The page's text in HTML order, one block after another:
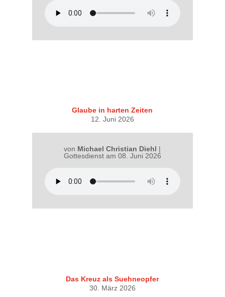
Glaube in harten Zeiten
12. Juni 2026
von Michael Christian Diehl |
Gottesdienst am 08. Juni 2026
Das Kreuz als Suehneopfer
30. März 2026